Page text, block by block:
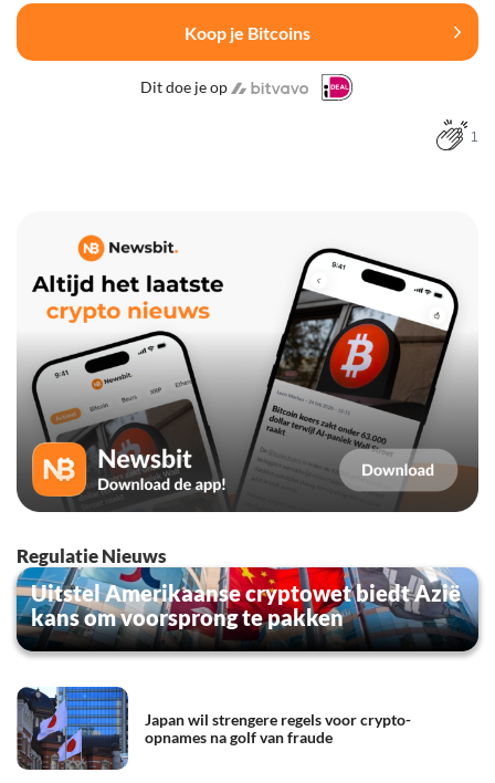
Koop je Bitcoins
Dit doe je op
1
Regulatie Nieuws
Uitstel Amerikaanse cryptowet biedt Azië
kans om voorsprong te pakken
Japan wil strengere regels voor crypto-
opnames na golf van fraude